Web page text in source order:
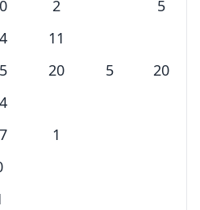
2
5
11
20 5
20
1